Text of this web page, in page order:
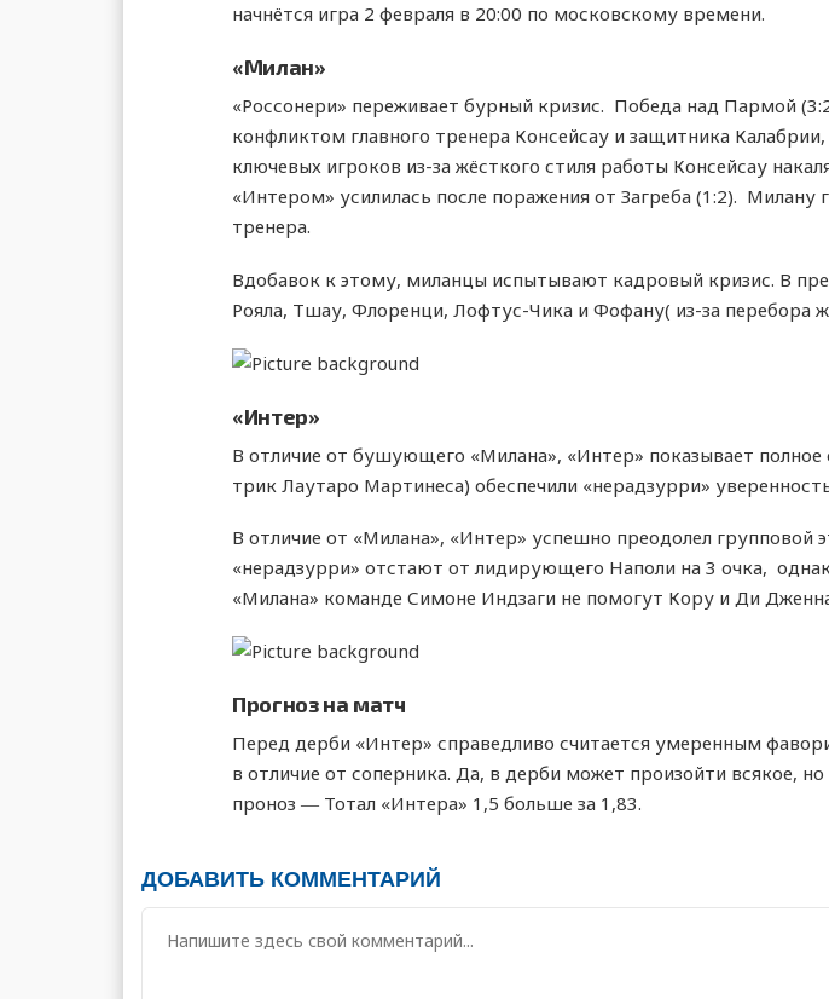
начнётся игра 2 февраля в 20:00 по московскому времени.
«Милан»
«Россонери» переживает бурный кризис. Победа над Пармой
конфликтом главного тренера Консейсау и защитника
ключевых игроков из-за жёсткого стиля работы Консейсау
«Интером» усилилась после поражения от Загреба (1:2).
тренера.
Вдобавок к этому, миланцы испытывают кадровый кризис. В
Рояла, Тшау, Флоренци, Лофтус-Чика и Фофану( из-за перебора
«Интер»
В отличие от бушующего «Милана», «Интер» показывает
трик Лаутаро Мартинеса) обеспечили «нерадзурри»
В отличие от «Милана», «Интер» успешно преодолел
«нерадзурри» отстают от лидирующего Наполи на 3 очка,
«Милана» команде Симоне Индзаги не помогут Кору и Ди
Прогноз на матч
Перед дерби «Интер» справедливо считается умеренным
в отличие от соперника. Да, в дерби может произойти всякое,
проноз ― Тотал «Интера» 1,5 больше за 1,83.
ДОБАВИТЬ КОММЕНТАРИЙ